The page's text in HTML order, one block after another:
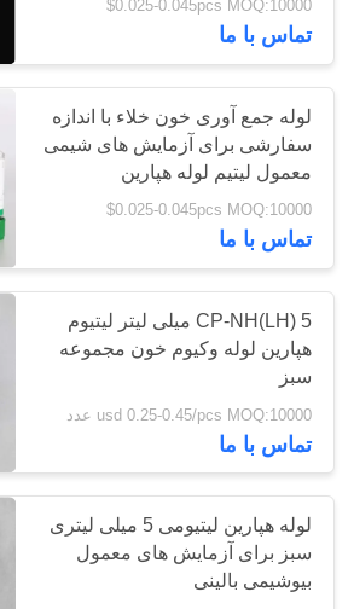
تماس
بگیرید
درخواست
نقل
قول
نقشه
سایت
PRIVACY
POLICY
غیر خلاء
لوله نمونه
ویروس
17
لوله جمع
ساده
41
$0.025-0.045pcs MOQ:10000
تماس با ما
لوله جمع آوری خون خلاء با اندازه
سفارشی برای آزمایش های شیمی
معمول لیتیم لوله هپارین
$0.025-0.045pcs MOQ:10000
تماس با ما
CP-NH(LH) 5 میلی لیتر لیتیوم
هپارین لوله وکیوم خون مجموعه
سبز
usd 0.25-0.45/pcs MOQ:10000 عدد
تماس با ما
لوله هپارین لیتیومی 5 میلی لیتری
سبز برای آزمایش های معمول
بیوشیمی بالینی